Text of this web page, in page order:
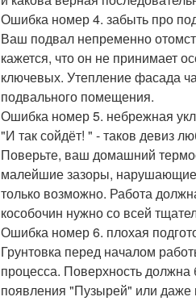
Ошибка номер 4. забыть про
Ваш подвал непременно
кажется, что он не принимает
ключевых. Утепление фасада
подвального помещения.
Ошибка номер 5. небрежная
"И так сойдёт! " - таков девиз
Поверьте, ваш домашний
малейшие зазоры, нарушающие
только возможно. Работа
кособочин нужно со всей
Ошибка номер 6. плохая
Грунтовка перед началом
процесса. Поверхность
появления "Пузырей" или даже